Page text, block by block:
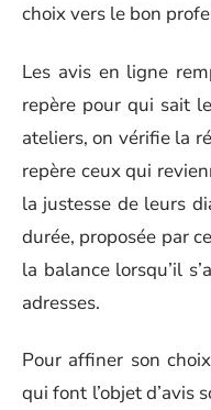
choix vers le bon
Les avis en ligne
repère pour qui sait
ateliers, on vérifie la
repère ceux qui
la justesse de leurs
durée, proposée par
la balance lorsqu’il
adresses.
Pour affiner son
qui font l’objet d’avis